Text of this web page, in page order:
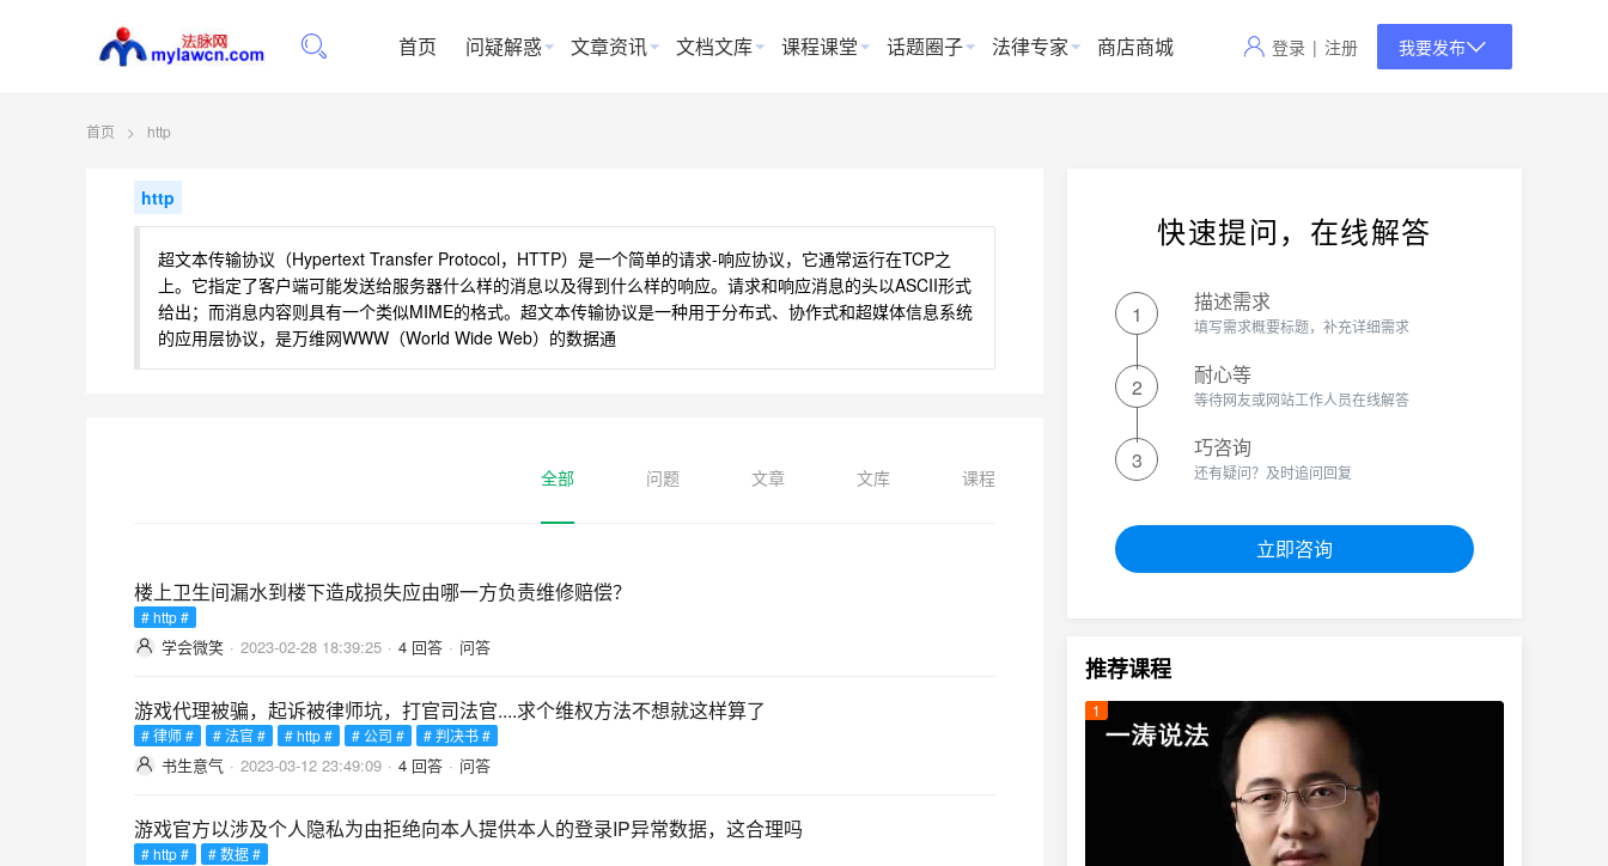
首页 问疑解惑 文章资讯 文档文库 课程课堂 话题圈子 法律专家 商店商城 登录 | 注册 我要发布
首页 > http
http
超文本传输协议（Hypertext Transfer Protocol，HTTP）是一个简单的请求-响应协议，它通常运行在TCP之
上。它指定了客户端可能发送给服务器什么样的消息以及得到什么样的响应。请求和响应消息的头以ASCII形式
给出；而消息内容则具有一个类似MIME的格式。超文本传输协议是一种用于分布式、协作式和超媒体信息系统
的应用层协议，是万维网WWW（World Wide Web）的数据通
全部 问题 文章 文库 课程
楼上卫生间漏水到楼下造成损失应由哪一方负责维修赔偿？
# http #
学会微笑 · 2023-02-28 18:39:25 · 4 回答 · 问答
游戏代理被骗，起诉被律师坑，打官司法官....求个维权方法不想就这样算了
# 律师 # # 法官 # # http # # 公司 # # 判决书 #
书生意气 · 2023-03-12 23:49:09 · 4 回答 · 问答
游戏官方以涉及个人隐私为由拒绝向本人提供本人的登录IP异常数据，这合理吗
# http # # 数据 #
快速提问，在线解答
1 描述需求
填写需求概要标题，补充详细需求
2 耐心等
等待网友或网站工作人员在线解答
3 巧咨询
还有疑问？及时追问回复
立即咨询
推荐课程